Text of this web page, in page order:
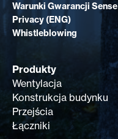
Warunki Gwarancji Sense
Privacy (ENG)
Whistleblowing
Produkty
Wentylacja
Konstrukcja budynku
Przejścia
Łączniki